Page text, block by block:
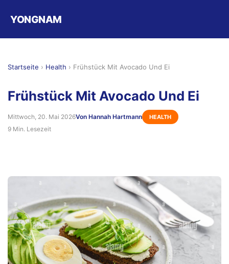
YONGNAM
Startseite › Health › Frühstück Mit Avocado Und Ei
Frühstück Mit Avocado Und Ei
Mittwoch, 20. Mai 2026Von Hannah Hartmann HEALTH
9 Min. Lesezeit